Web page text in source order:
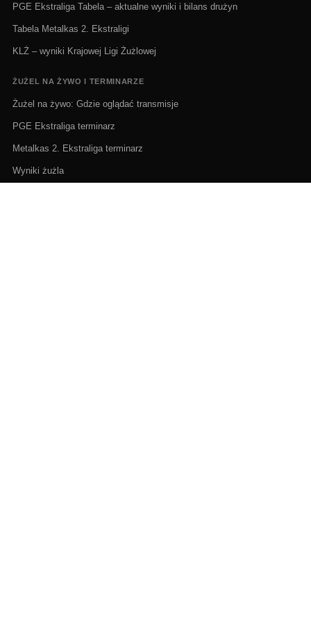
PGE Ekstraliga Tabela – aktualne wyniki i bilans drużyn
Tabela Metalkas 2. Ekstraligi
KLŻ – wyniki Krajowej Ligi Żużlowej
ŻUŻEL NA ŻYWO I TERMINARZE
Żużel na żywo: Gdzie oglądać transmisje
PGE Ekstraliga terminarz
Metalkas 2. Ekstraliga terminarz
Wyniki żużla